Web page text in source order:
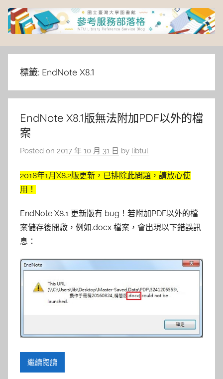
Skip
content
臺
灣
大
學
圖
書
館
參
考
服
落
標籤: EndNote X8.1
EndNote X8.1版無法附加PDF以外的檔
案
Posted on 2017 年 10 月 31 日 by libtul
2018年1月X8.2版更新，已排除此問題，請放心使
用！
EndNote X8.1 更新版有 bug！若附加PDF以外的檔
案儲存後開啟，例如.docx 檔案，會出現以下錯誤訊
息：
繼續閱讀